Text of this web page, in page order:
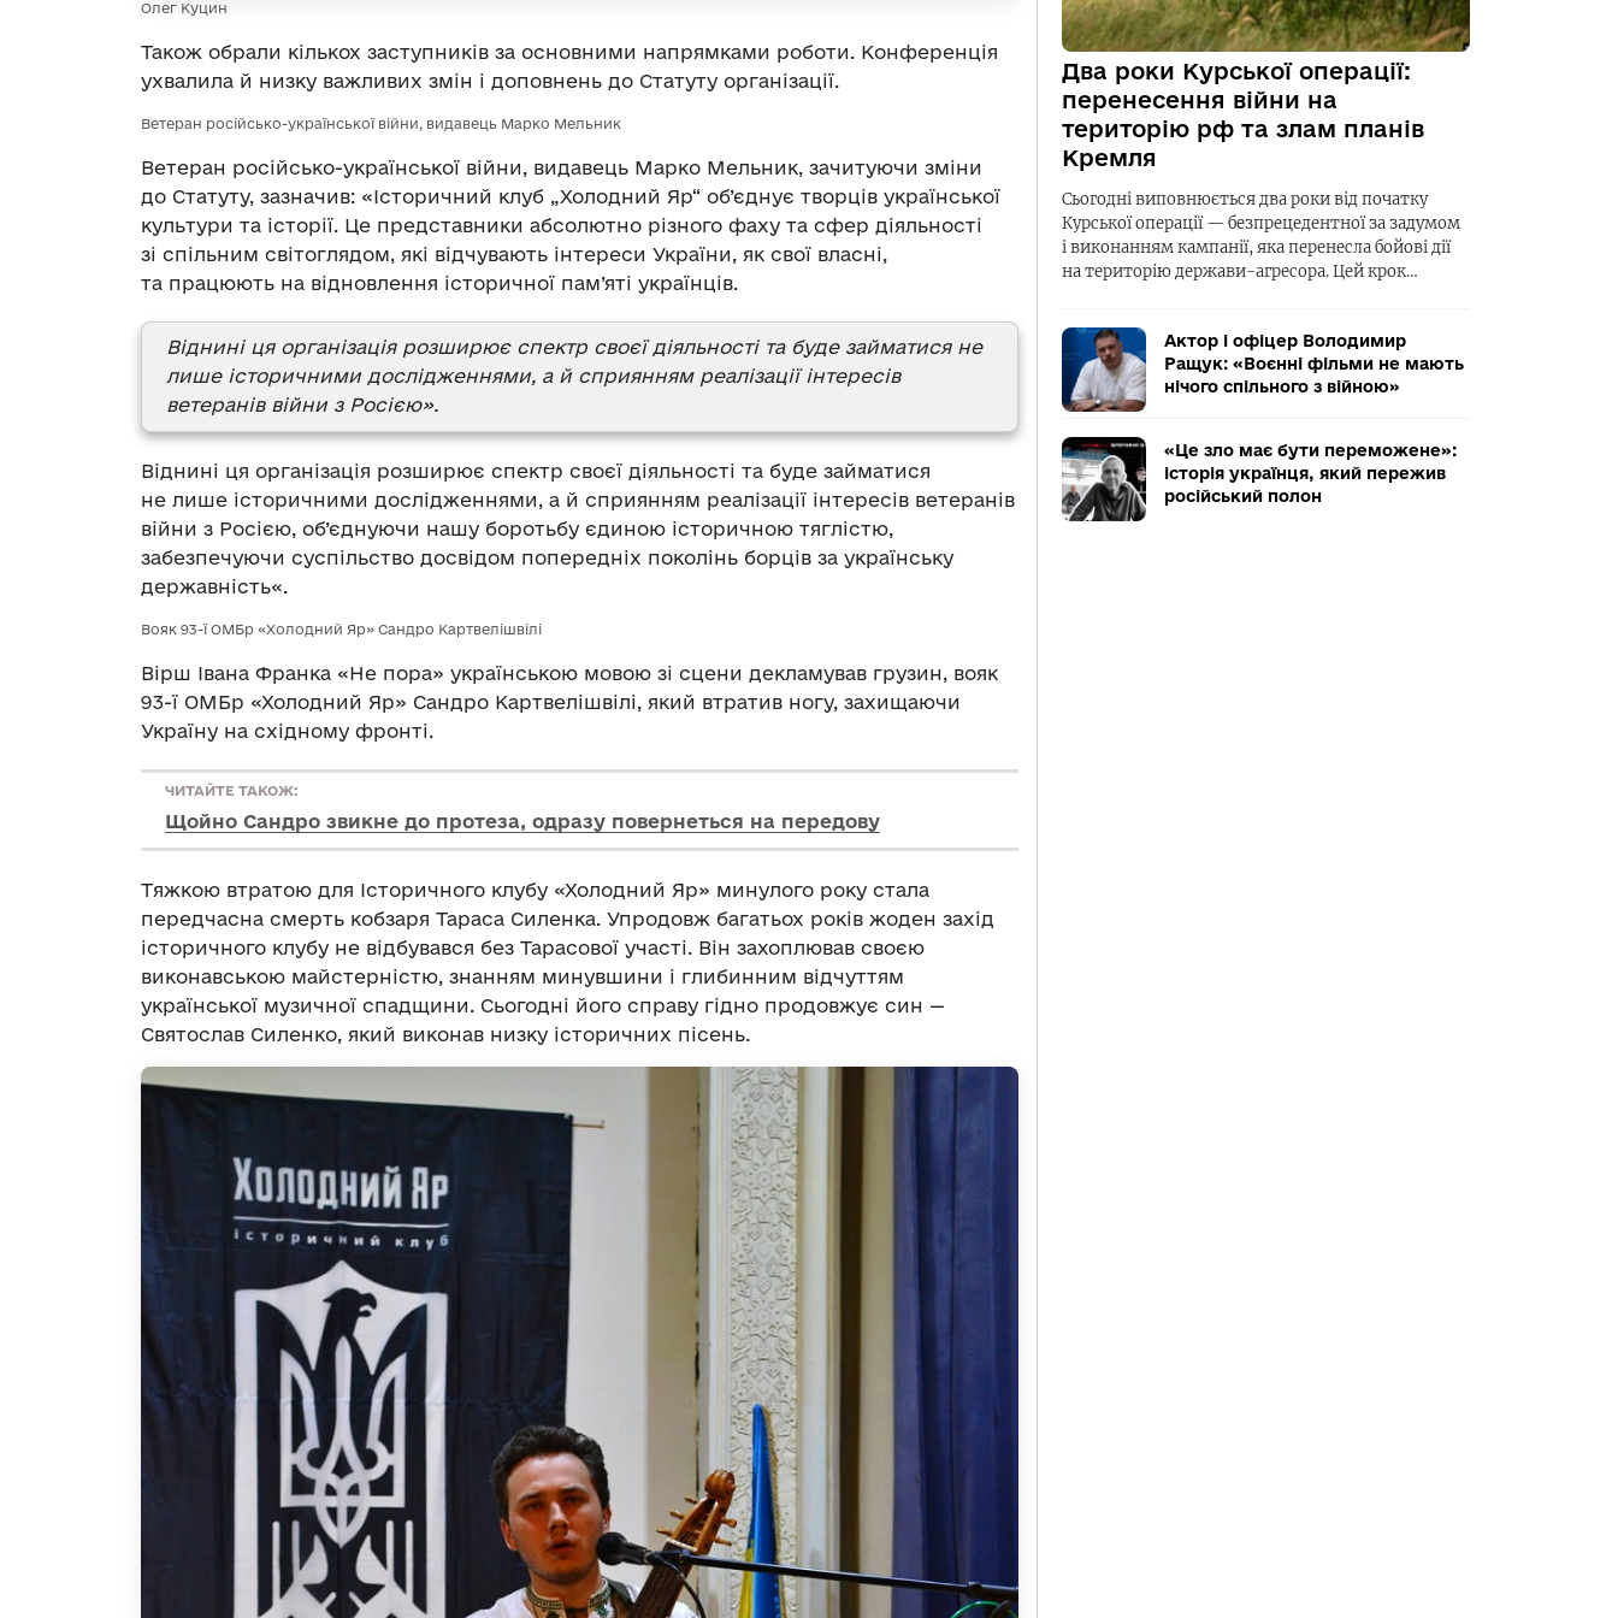
Олег Куцин
Також обрали кількох заступників за основними напрямками роботи. Конференція
ухвалила й низку важливих змін і доповнень до Статуту організації.
Ветеран російсько-української війни, видавець Марко Мельник
Ветеран російсько-української війни, видавець Марко Мельник, зачитуючи зміни
до Статуту, зазначив: «Історичний клуб „Холодний Яр“ об’єднує творців української
культури та історії. Це представники абсолютно різного фаху та сфер діяльності
зі спільним світоглядом, які відчувають інтереси України, як свої власні,
та працюють на відновлення історичної пам’яті українців.
Віднині ця організація розширює спектр своєї діяльності та буде займатися не
лише історичними дослідженнями, а й сприянням реалізації інтересів
ветеранів війни з Росією».
Віднині ця організація розширює спектр своєї діяльності та буде займатися
не лише історичними дослідженнями, а й сприянням реалізації інтересів ветеранів
війни з Росією, об’єднуючи нашу боротьбу єдиною історичною тяглістю,
забезпечуючи суспільство досвідом попередніх поколінь борців за українську
державність«.
Вояк 93-ї ОМБр «Холодний Яр» Сандро Картвелішвілі
Вірш Івана Франка «Не пора» українською мовою зі сцени декламував грузин, вояк
93-ї ОМБр «Холодний Яр» Сандро Картвелішвілі, який втратив ногу, захищаючи
Україну на східному фронті.
ЧИТАЙТЕ ТАКОЖ:
Щойно Сандро звикне до протеза, одразу повернеться на передову
Тяжкою втратою для Історичного клубу «Холодний Яр» минулого року стала
передчасна смерть кобзаря Тараса Силенка. Упродовж багатьох років жоден захід
історичного клубу не відбувався без Тарасової участі. Він захоплював своєю
виконавською майстерністю, знанням минувшини і глибинним відчуттям
української музичної спадщини. Сьогодні його справу гідно продовжує син —
Святослав Силенко, який виконав низку історичних пісень.
Два роки Курської операції:
перенесення війни на
територію рф та злам планів
Кремля
Сьогодні виповнюється два роки від початку
Курської операції — безпрецедентної за задумом
і виконанням кампанії, яка перенесла бойові дії
на територію держави-агресора. Цей крок…
Актор і офіцер Володимир
Ращук: «Воєнні фільми не мають
нічого спільного з війною»
«Це зло має бути переможене»:
історія українця, який пережив
російський полон